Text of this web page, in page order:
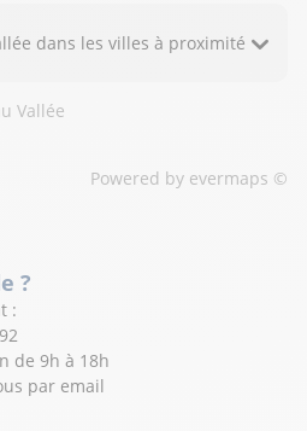
dans les villes à proximité
Vallée
Powered by evermaps ©
?
:
de 9h à 18h
par email